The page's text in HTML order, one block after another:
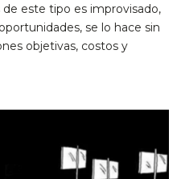
este tipo es improvisado,
se lo hace sin
objetivas, costos y